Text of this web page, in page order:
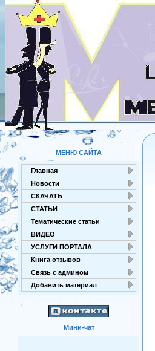
МЕНЮ САЙТА
Главная
Новости
СКАЧАТЬ
СТАТЬИ
Тематические статьи
ВИДЕО
УСЛУГИ ПОРТАЛА
Книга отзывов
Связь с админом
Добавить материал
Мини-чат